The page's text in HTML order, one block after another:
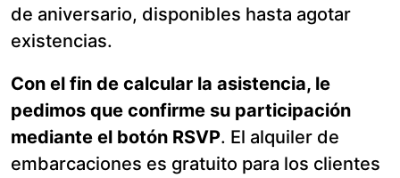
de aniversario, disponibles hasta agotar
existencias.
Con el fin de calcular la asistencia, le
pedimos que confirme su participación
mediante el botón RSVP. El alquiler de
embarcaciones es gratuito para los clientes